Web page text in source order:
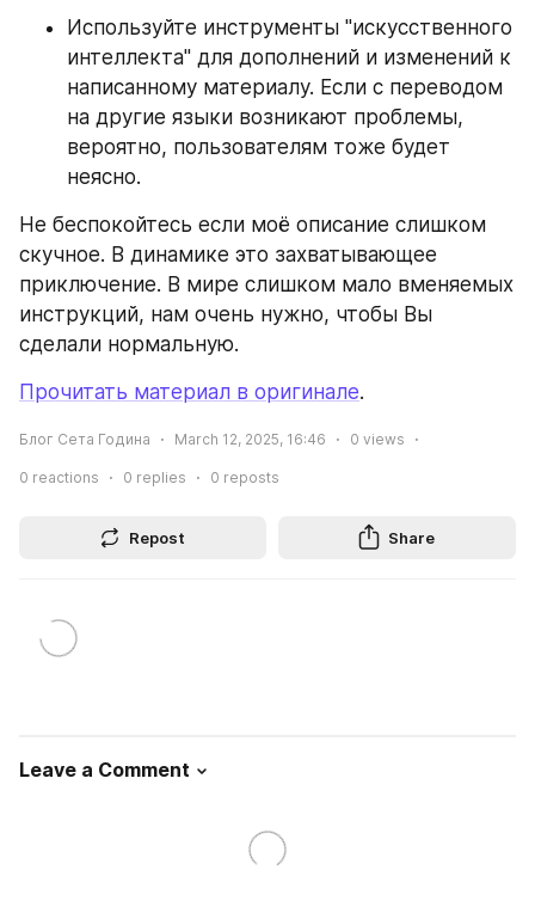
Используйте инструменты "искусственного
интеллекта" для дополнений и изменений к
написанному материалу. Если с переводом
на другие языки возникают проблемы,
вероятно, пользователям тоже будет
неясно.
Не беспокойтесь если моё описание слишком
скучное. В динамике это захватывающее
приключение. В мире слишком мало вменяемых
инструкций, нам очень нужно, чтобы Вы
сделали нормальную.
Прочитать материал в оригинале.
Блог Сета Година March 12, 2025, 16:46 0 views
0 reactions 0 replies 0 reposts
Repost Share
Leave a Comment